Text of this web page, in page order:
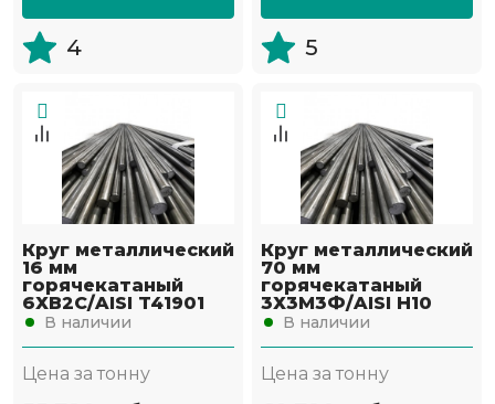
4 5
Круг металлический
16 мм
горячекатаный
6ХВ2С/AISI T41901
В наличии
Цена за тонну
Круг металлический
70 мм
горячекатаный
3Х3М3Ф/AISI H10
В наличии
Цена за тонну